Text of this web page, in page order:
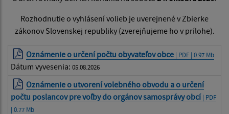
Rozhodnutie o vyhlásení volieb je uverejnené v Zbierke
zákonov Slovenskej republiky (zverejňujeme ho v prílohe).
Oznámenie o určení počtu obyvateľov obce | PDF | 0.97 Mb
Dátum vyvesenia: 05.08.2026
Oznámenie o utvorení volebného obvodu a o určení
počtu poslancov pre voľby do orgánov samosprávy obcí | PDF
| 0.77 Mb